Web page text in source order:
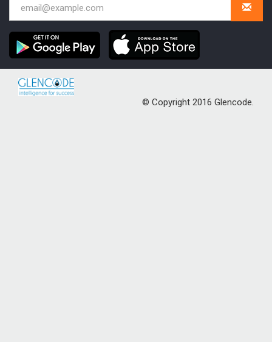
© Copyright 2016 Glencode.